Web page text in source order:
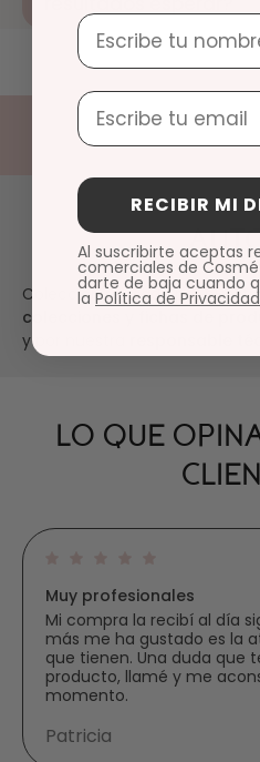
Colección revisada por
colecciones y fichas de
y por nuestra
LO QUE
Muy profesionales
Mi compra la recibí al día
más me ha gustado es la
que tienen. Una duda que
producto, llamé y me
momento.
Patricia
Nombre
Email
RECIBIR MI
Al suscribirte aceptas
comerciales de
darte de baja cuando
la Política de